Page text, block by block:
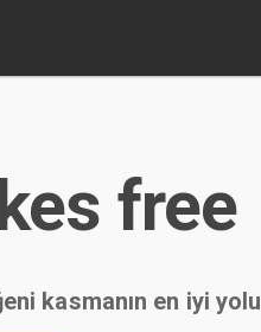
free
kasmanın en iyi yolu